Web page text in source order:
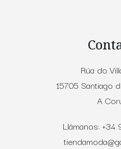
Rúa do
15705 Santiago
A
Llámanos: